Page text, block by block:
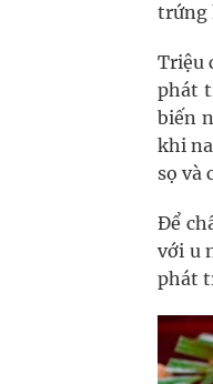
trứng
Triệu
phát
biến
khi
sọ và
Để
với u
phát